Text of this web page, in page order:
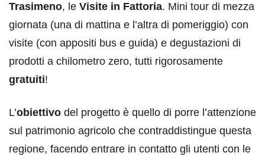
Trasimeno, le Visite in Fattoria. Mini tour di mezza
giornata (una di mattina e l’altra di pomeriggio) con
visite (con appositi bus e guida) e degustazioni di
prodotti a chilometro zero, tutti rigorosamente
gratuiti!
L’obiettivo del progetto è quello di porre l’attenzione
sul patrimonio agricolo che contraddistingue questa
regione, facendo entrare in contatto gli utenti con le